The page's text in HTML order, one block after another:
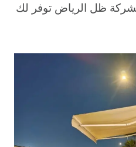
فشركة ظل الرياض توفر لك